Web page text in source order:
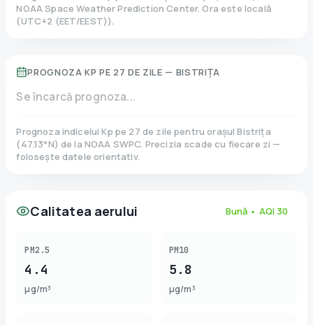
NOAA Space Weather Prediction Center. Ora este locală
(UTC+2 (EET/EEST)).
PROGNOZA KP PE 27 DE ZILE — BISTRIȚA
Se încarcă prognoza...
Prognoza indicelui Kp pe 27 de zile pentru orașul Bistrița
(47.13°N)de la NOAA SWPC. Precizia scade cu fiecare zi —
folosește datele orientativ.
Calitatea aerului Bună • AQI 30
PM2.5
4.4
µg/m³
PM10
5.8
µg/m³